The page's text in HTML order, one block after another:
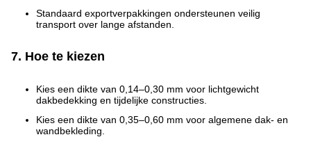
Standaard exportverpakkingen ondersteunen veilig
transport over lange afstanden.
7. Hoe te kiezen
Kies een dikte van 0,14–0,30 mm voor lichtgewicht
dakbedekking en tijdelijke constructies.
Kies een dikte van 0,35–0,60 mm voor algemene dak- en
wandbekleding.